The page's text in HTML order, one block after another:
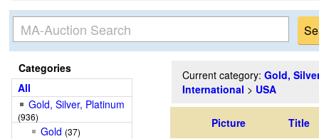
Categories
All
Gold, Silver, Platinum
(936)
Gold (37)
Current category: Gold,
International > USA
Picture
Title